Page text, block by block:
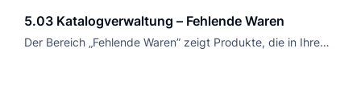
hervorzuheben und so mehr Aufmerksamkeit auf sie zu
lenken.
5.03 Katalogverwaltung – Fehlende Waren
Der Bereich „Fehlende Waren” zeigt Produkte, die in Ihrem